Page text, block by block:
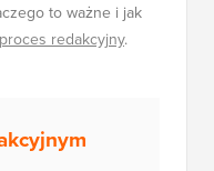
to ważne i jak
proces redakcyjny.